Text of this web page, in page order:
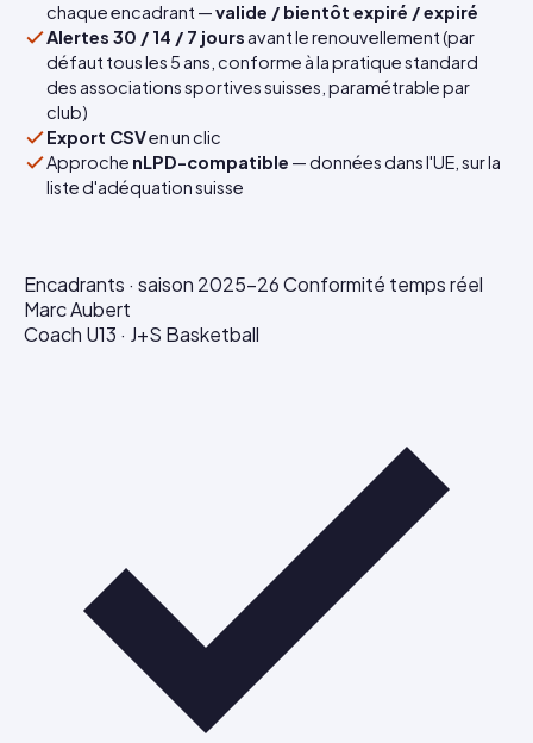
chaque encadrant —valide / bientôt expiré / expiré
Alertes 30 / 14 / 7 jours avant le renouvellement (par
défaut tous les 5 ans, conforme à la pratique standard
des associations sportives suisses, paramétrable par
club)
Export CSVen un clic
Approche nLPD-compatible — données dans l'UE, sur la
liste d'adéquation suisse
Encadrants · saison 2025–26Conformité temps réel
Marc Aubert
Coach U13 · J+S Basketball